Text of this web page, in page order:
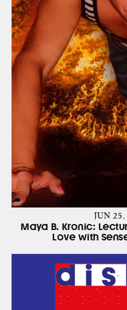
JUN
Maya B. Kronic:
Love with